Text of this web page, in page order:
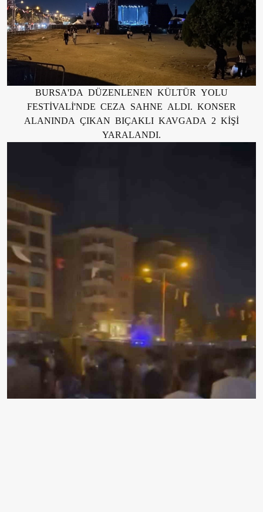
BURSA'DA DÜZENLENEN KÜLTÜR YOLU
FESTİVALİ'NDE CEZA SAHNE ALDI. KONSER
ALANINDA ÇIKAN BIÇAKLI KAVGADA 2 KİŞİ
YARALANDI.